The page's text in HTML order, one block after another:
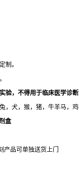
制。
验，不得用于临床医学诊断
，犬，猴，猪，牛羊马，
盒
品可单独送货上门